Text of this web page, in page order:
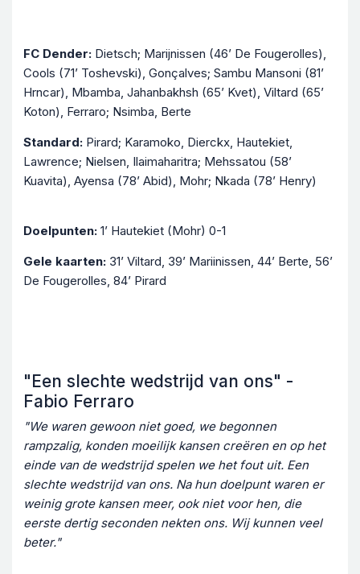
FC Dender: Dietsch; Marijnissen (46’ De Fougerolles),
Cools (71’ Toshevski), Gonçalves; Sambu Mansoni (81’
Hrncar), Mbamba, Jahanbakhsh (65’ Kvet), Viltard (65’
Koton), Ferraro; Nsimba, Berte
Standard: Pirard; Karamoko, Dierckx, Hautekiet,
Lawrence; Nielsen, Ilaimaharitra; Mehssatou (58’
Kuavita), Ayensa (78’ Abid), Mohr; Nkada (78’ Henry)
Doelpunten: 1’ Hautekiet (Mohr) 0-1
Gele kaarten: 31’ Viltard, 39’ Mariinissen, 44’ Berte, 56’
De Fougerolles, 84’ Pirard
"Een slechte wedstrijd van ons" -
Fabio Ferraro
"We waren gewoon niet goed, we begonnen
rampzalig, konden moeilijk kansen creëren en op het
einde van de wedstrijd spelen we het fout uit. Een
slechte wedstrijd van ons. Na hun doelpunt waren er
weinig grote kansen meer, ook niet voor hen, die
eerste dertig seconden nekten ons. Wij kunnen veel
beter."